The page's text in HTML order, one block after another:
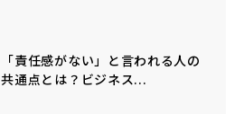
「責任感がない」と言われる人の
共通点とは？ビジネス...